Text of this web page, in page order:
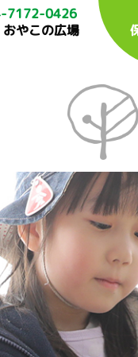
おやこの広場
7172-0426